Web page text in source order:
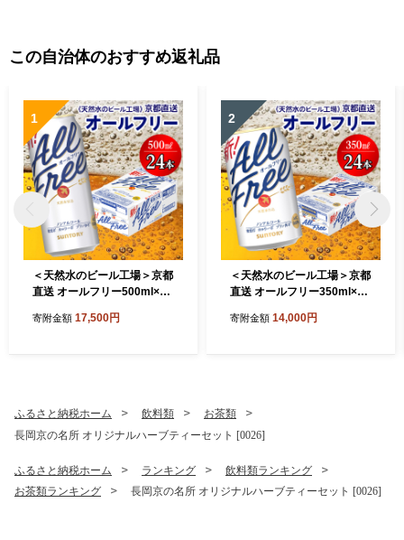
この自治体のおすすめ返礼品
1
＜天然水のビール工場＞京都
直送 オールフリー500ml×24
寄附金額 17,500円
2
＜天然水のビール工場＞京都
直送 オールフリー350ml×24
寄附金額 14,000円
ふるさと納税ホーム 飲料類
お茶類
長岡京の名所 オリジナルハーブティーセット [0026]
ふるさと納税ホーム ランキング
飲料類ランキング
お茶類ランキング
長岡京の名所 オリジナルハーブティーセット [0026]